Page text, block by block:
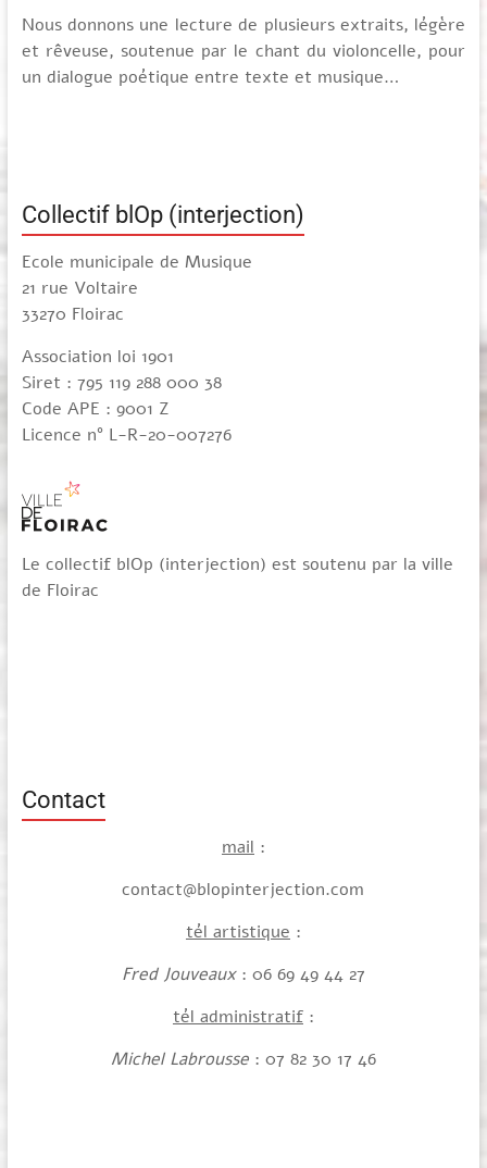
Nous donnons une lecture de plusieurs extraits, légère
et rêveuse, soutenue par le chant du violoncelle, pour
un dialogue poétique entre texte et musique…
Collectif blOp (interjection)
Ecole municipale de Musique
21 rue Voltaire
33270 Floirac
Association loi 1901
Siret : 795 119 288 000 38
Code APE : 9001 Z
Licence n° L-R-20-007276
Le collectif blOp (interjection) est soutenu par la ville
de Floirac
Contact
mail :
contact@blopinterjection.com
tél artistique :
Fred Jouveaux: 06 69 49 44 27
tél administratif:
Michel Labrousse: 07 82 30 17 46